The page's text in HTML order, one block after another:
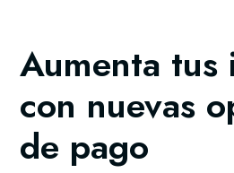
Aumenta tus
con nuevas
de pago